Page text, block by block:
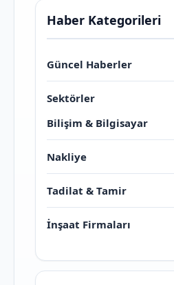
Haber Kategorileri
Güncel Haberler
Sektörler
Bilişim & Bilgisayar
Nakliye
Tadilat & Tamir
İnşaat Firmaları